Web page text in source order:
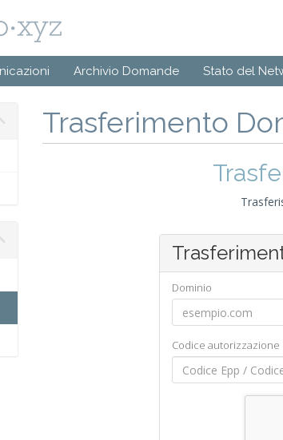
Archivio Domande Stato del
Trasferimento
Dominio
Codice autorizzazione